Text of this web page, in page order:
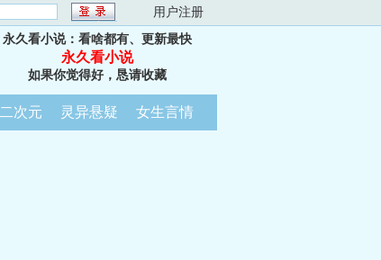
用户注册
永久看小说：看啥都有、更新最快
永久看小说
如果你觉得好，恳请收藏
二次元 灵异悬疑 女生言情